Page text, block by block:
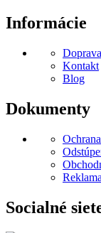
Informácie
Kontakt
Blog
Dokumenty
Socialné